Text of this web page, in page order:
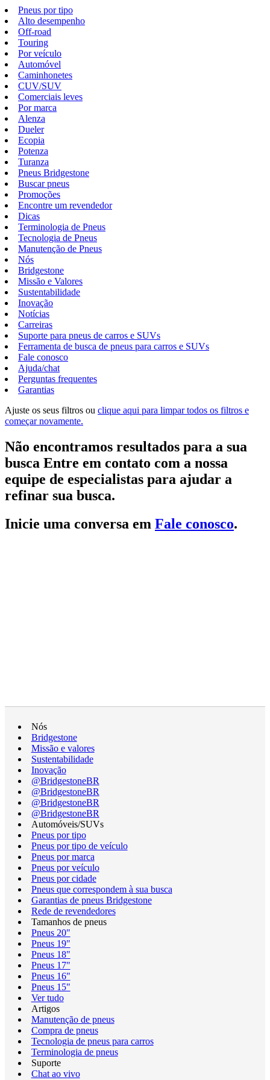
Pneus por tipo
Alto desempenho
Off-road
Touring
Por veículo
Automóvel
Caminhonetes
CUV/SUV
Comerciais leves
Por marca
Alenza
Dueler
Ecopia
Potenza
Turanza
Pneus Bridgestone
Buscar pneus
Promoções
Encontre um revendedor
Dicas
Terminologia de Pneus
Tecnologia de Pneus
Manutenção de Pneus
Nós
Bridgestone
Missão e Valores
Sustentabilidade
Inovação
Notícias
Carreiras
Suporte para pneus de carros e SUVs
Ferramenta de busca de pneus para carros e SUVs
Fale conosco
Ajuda/chat
Perguntas frequentes
Garantias
Ajuste os seus filtros ou clique aqui para limpar todos os filtros e
começar novamente.
Não encontramos resultados para a sua
busca Entre em contato com a nossa
equipe de especialistas para ajudar a
refinar sua busca.
Inicie uma conversa em Fale conosco.
Nós
Bridgestone
Missão e valores
Sustentabilidade
Inovação
@BridgestoneBR
@BridgestoneBR
@BridgestoneBR
@BridgestoneBR
Automóveis/SUVs
Pneus por tipo
Pneus por tipo de veículo
Pneus por marca
Pneus por veículo
Pneus por cidade
Pneus que correspondem à sua busca
Garantias de pneus Bridgestone
Rede de revendedores
Tamanhos de pneus
Pneus 20"
Pneus 19"
Pneus 18"
Pneus 17"
Pneus 16"
Pneus 15"
Ver tudo
Artigos
Manutenção de pneus
Compra de pneus
Tecnologia de pneus para carros
Terminologia de pneus
Suporte
Chat ao vivo